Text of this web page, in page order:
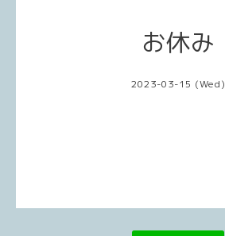
お休み
2023-03-15 (Wed)